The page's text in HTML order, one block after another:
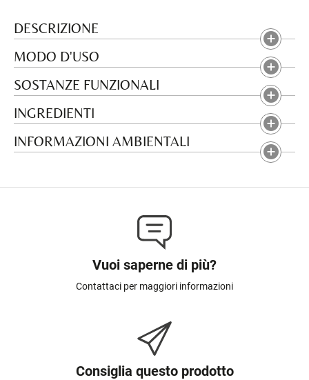
DESCRIZIONE
MODO D'USO
SOSTANZE FUNZIONALI
INGREDIENTI
INFORMAZIONI AMBIENTALI
Vuoi saperne di più?
Contattaci per maggiori informazioni
Consiglia questo prodotto